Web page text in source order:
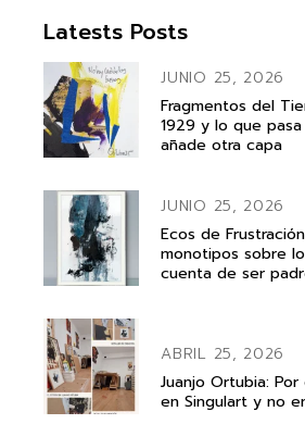
Latests Posts
JUNIO 25, 2026
Fragmentos del
1929 y lo que
añade otra capa
JUNIO 25, 2026
Ecos de
monotipos sobre
cuenta de ser
ABRIL 25, 2026
Juanjo Ortubia:
en Singulart y no